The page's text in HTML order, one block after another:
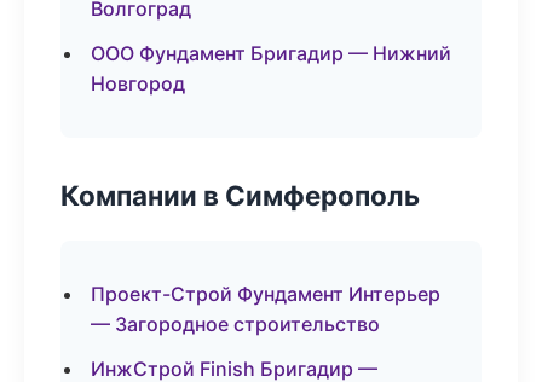
Волгоград
ООО Фундамент Бригадир — Нижний
Новгород
Компании в Симферополь
Проект-Строй Фундамент Интерьер
— Загородное строительство
ИнжСтрой Finish Бригадир —